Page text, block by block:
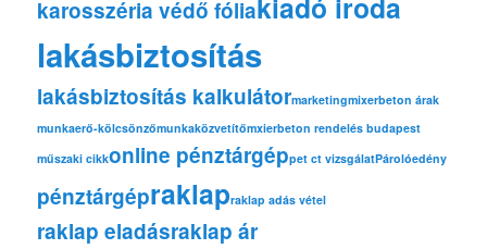
karosszéria védő fóliakiadó iroda
lakásbiztosítás
lakásbiztosítás kalkulátormarketingmixerbeton árak
munkaerő-kölcsönzőmunkaközvetítőmxierbeton rendelés budapest
műszaki cikkonline pénztárgéppet ct vizsgálatPárolóedény
pénztárgépraklapraklap adás vétel
raklap eladásraklap ár